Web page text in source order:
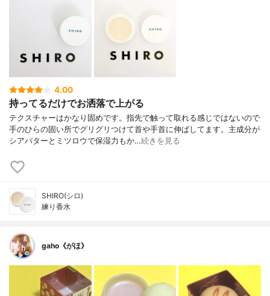
4.00
持ってるだけでお洒落で上がる
テクスチャーはかなり固めです。指先で触って取れる感じではないので
手のひらの固い所でグリグリつけて首や手首に伸ばしてます。主成分が
シアバターとミツロウで保湿力もか…続きを見る
SHIRO(シロ)
練り香水
gaho《がほ》